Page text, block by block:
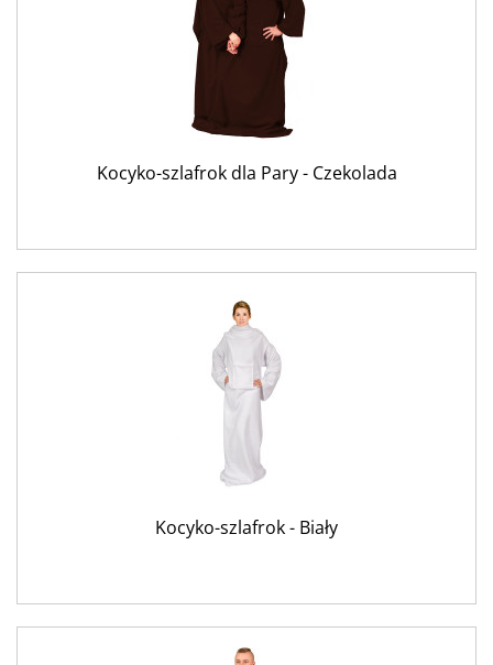
Kocyko-szlafrok dla Pary - Czekolada
Kocyko-szlafrok - Biały